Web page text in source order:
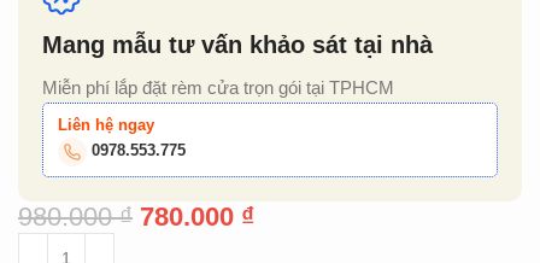
Mang mẫu tư vấn khảo sát tại nhà
Miễn phí lắp đặt rèm cửa trọn gói tại TPHCM
Liên hệ ngay
0978.553.775
980.000₫ 780.000 ₫